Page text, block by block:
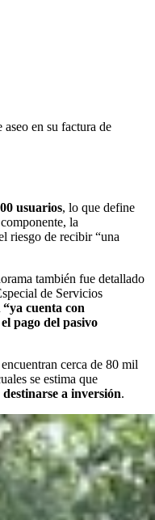
en su factura de
usuarios, lo que define
la
riesgo de recibir “una
también fue detallado
de Servicios
cuenta con
pago del pasivo
cerca de 80 mil
se estima que
a inversión.